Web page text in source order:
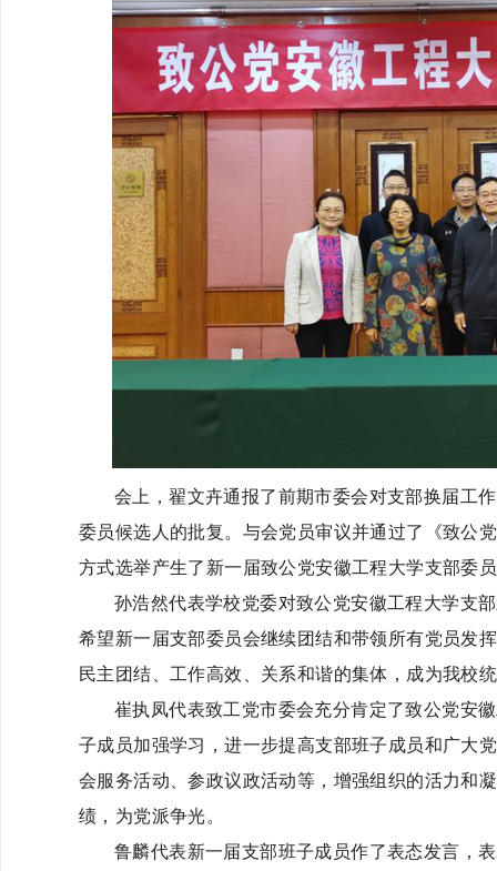
会上，翟文卉通报了前期市委会对支部换届工
委员候选人的批复。与会党员审议并通过了《致公
方式选举产生了新一届致公党安徽工程大学支部委
孙浩然代表学校党委对致公党安徽工程大学支
希望新一届支部委员会继续团结和带领所有党员发
民主团结、工作高效、关系和谐的集体，成为我校
崔执凤代表致工党市委会充分肯定了致公党安
子成员加强学习，进一步提高支部班子成员和广大
会服务活动、参政议政活动等，增强组织的活力和
绩，为党派争光。
鲁麟代表新一届支部班子成员作了表态发言，